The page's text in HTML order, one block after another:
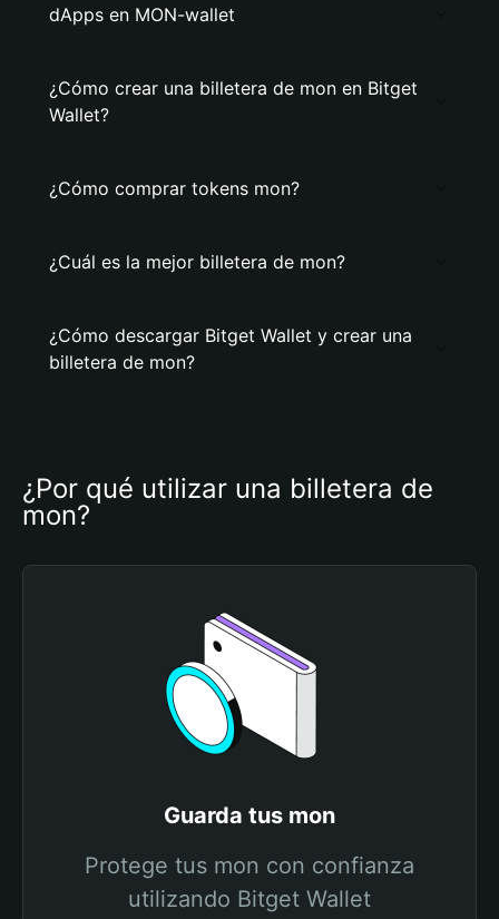
dApps en MON-wallet
¿Cómo crear una billetera de mon en Bitget
Wallet?
¿Cómo comprar tokens mon?
¿Cuál es la mejor billetera de mon?
¿Cómo descargar Bitget Wallet y crear una
billetera de mon?
¿Por qué utilizar una billetera de
mon?
Guarda tus mon
Protege tus mon con confianza
utilizando Bitget Wallet